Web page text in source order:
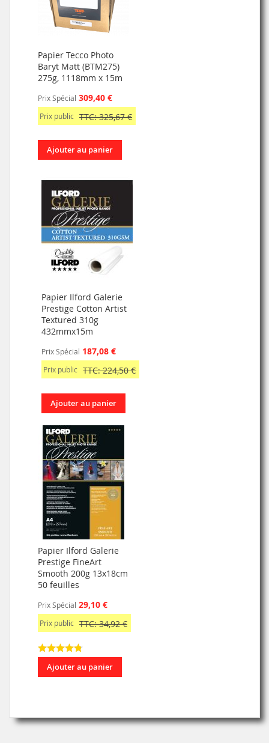
Papier Tecco Photo
Baryt Matt (BTM275)
275g, 1118mm x 15m
Prix Spécial 309,40 €
Prix public TTC: 325,67 €
Ajouter au panier
Papier Ilford Galerie
Prestige Cotton Artist
Textured 310g
432mmx15m
Prix Spécial 187,08 €
Prix public TTC: 224,50 €
Ajouter au panier
Papier Ilford Galerie
Prestige FineArt
Smooth 200g 13x18cm
50 feuilles
Prix Spécial 29,10 €
Prix public TTC: 34,92 €
Ajouter au panier